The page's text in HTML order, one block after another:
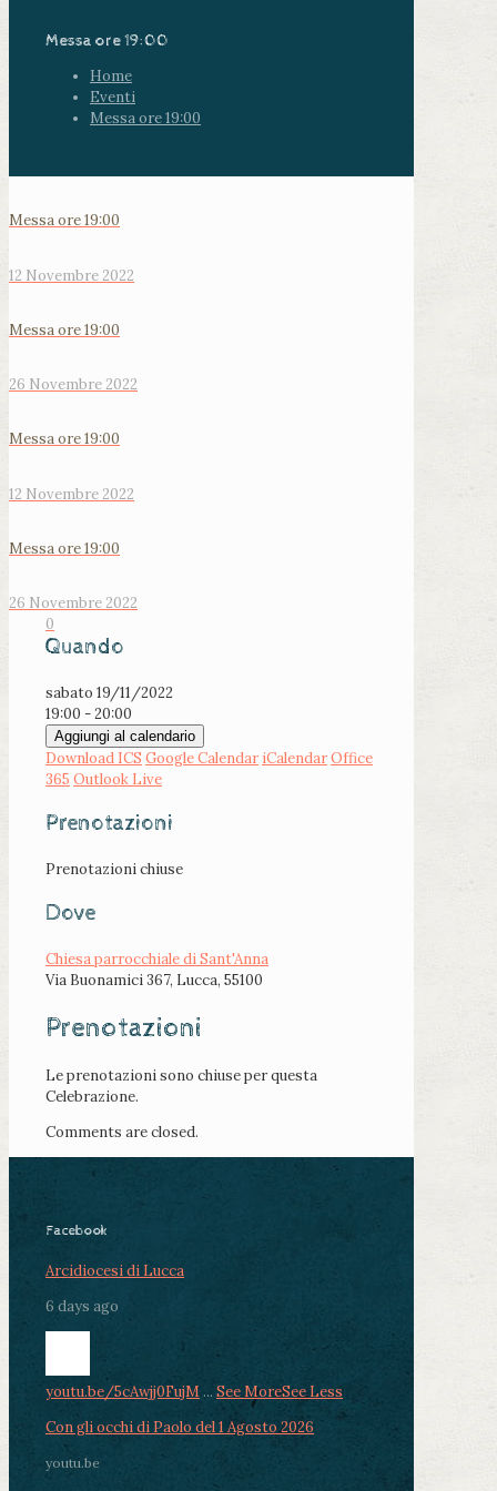
Messa ore 19:00
Home
Eventi
Messa ore 19:00
Messa ore 19:00
12 Novembre 2022
Messa ore 19:00
26 Novembre 2022
Messa ore 19:00
12 Novembre 2022
Messa ore 19:00
26 Novembre 2022
0
Quando
sabato 19/11/2022
19:00 - 20:00
Aggiungi al calendario
Download ICS Google Calendar iCalendarOffice
365 Outlook Live
Prenotazioni
Prenotazioni chiuse
Dove
Chiesa parrocchiale di Sant'Anna
Via Buonamici 367, Lucca, 55100
Prenotazioni
Le prenotazioni sono chiuse per questa
Celebrazione.
Comments are closed.
Facebook
Arcidiocesi di Lucca
6 days ago
youtu.be/5cAwjj0FujM ... See MoreSee Less
Con gli occhi di Paolo del 1 Agosto 2026
youtu.be